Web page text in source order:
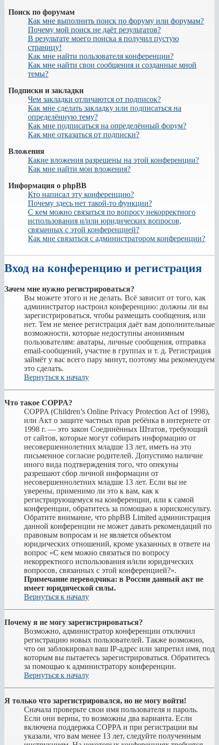
Поиск по форумам
Как мне выполнить поиск по форуму или форумам?
Почему мой поиск не даёт результатов?
В результате моего поиска я получил пустую
страницу!
Как мне найти пользователя конференции?
Как мне найти свои сообщения и созданные мной
темы?
Подписки и закладки
Чем закладки отличаются от подписок?
Как мне сделать закладку или подписаться на
определённую тему?
Как мне подписаться на определённый форум?
Как мне отказаться от подписки?
Вложения
Какие вложения разрешены на этой конференции?
Как мне найти мои вложения?
Информация о phpBB
Кто написал эту конференцию?
Почему здесь нет такой-то функции?
С кем можно связаться по вопросу некорректного
использования и/или юридических вопросов,
связанных с этой конференцией?
Как мне связаться с администратором конференции?
Вход на конференцию и регистрация
Зачем мне нужно регистрироваться?
Вы можете этого и не делать. Всё зависит от того, как
администратор настроил конференцию: должны ли вы
зарегистрироваться, чтобы размещать сообщения, или
нет. Тем не менее регистрация даёт вам дополнительные
возможности, которые недоступны анонимным
пользователям: аватары, личные сообщения, отправка
email-сообщений, участие в группах и т. д. Регистрация
займёт у вас всего пару минут, поэтому мы рекомендуем
это сделать.
Вернуться к началу
Что такое COPPA?
COPPA (Children’s Online Privacy Protection Act of 1998),
или Акт о защите частных прав ребёнка в интернете от
1998 г. — это закон Соединённых Штатов, требующий
от сайтов, которые могут собирать информацию от
несовершеннолетних младше 13 лет, иметь на это
письменное согласие родителей. Допустимо наличие
иного вида подтверждения того, что опекуны
разрешают сбор личной информации от
несовершеннолетних младше 13 лет. Если вы не
уверены, применимо ли это к вам, как к
регистрирующемуся на конференции, или к самой
конференции, обратитесь за помощью к юрисконсульту.
Обратите внимание, что phpBB Limited администрация
данной конференции не может давать рекомендаций по
правовым вопросам и не является объектом
юридических отношений, кроме указанных в ответе на
вопрос «С кем можно связаться по вопросу
некорректного использования и/или юридических
вопросов, связанных с этой конференцией?».
Примечание переводчика: в России данный акт не
имеет юридической силы.
Вернуться к началу
Почему я не могу зарегистрироваться?
Возможно, администратор конференции отключил
регистрацию новых пользователей. Также возможно,
что он заблокировал ваш IP-адрес или запретил имя, под
которым вы пытаетесь зарегистрироваться. Обратитесь
за помощью к администратору конференции.
Вернуться к началу
Я только что зарегистрировался, но не могу войти!
Сначала проверьте свои имя пользователя и пароль.
Если они верны, то возможны два варианта. Если
включена поддержка COPPA и при регистрации вы
указали, что вам менее 13 лет, следуйте полученным